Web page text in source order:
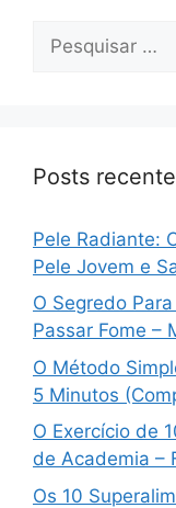
por:
Posts
Pele Radiante:
Pele Jovem e
O Segredo
Passar Fome –
O Método
5 Minutos
O Exercício de
de Academia –
Os 10